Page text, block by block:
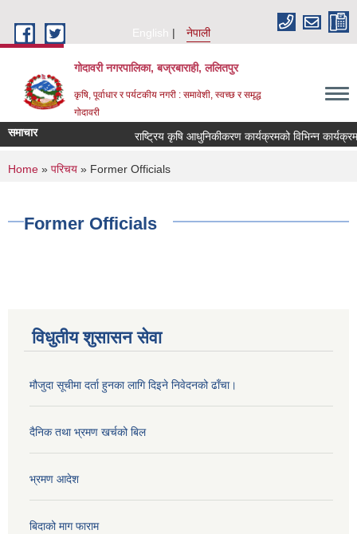
English
नेपाली
गोदावरी नगरपालिका, बज्रबाराही, ललितपुर
कृषि, पूर्वाधार र पर्यटकीय नगरी : समावेशी, स्वच्छ र समृद्ध
गोदावरी
समाचार
You are here
Home » परिचय » Former Officials
Former Officials
विधुतीय शुसासन सेवा
मौजुदा सूचीमा दर्ता हुनका लागि दिइने निवेदनको ढाँचा।
दैनिक तथा भ्रमण खर्चको बिल
भ्रमण आदेश
बिदाको माग फाराम